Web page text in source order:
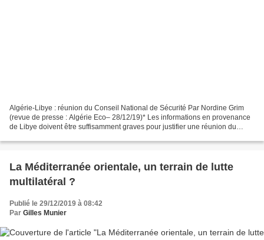
Algérie-Libye : réunion du Conseil National de Sécurité Par Nordine Grim
(revue de presse : Algérie Eco– 28/12/19)* Les informations en provenance
de Libye doivent être suffisamment graves pour justifier une réunion du
La Méditerranée orientale, un terrain de lutte
multilatéral ?
Publié le 29/12/2019 à 08:42
Par Gilles Munier